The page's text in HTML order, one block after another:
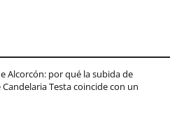
Alcorcón: por qué la subida de
Testa coincide con un